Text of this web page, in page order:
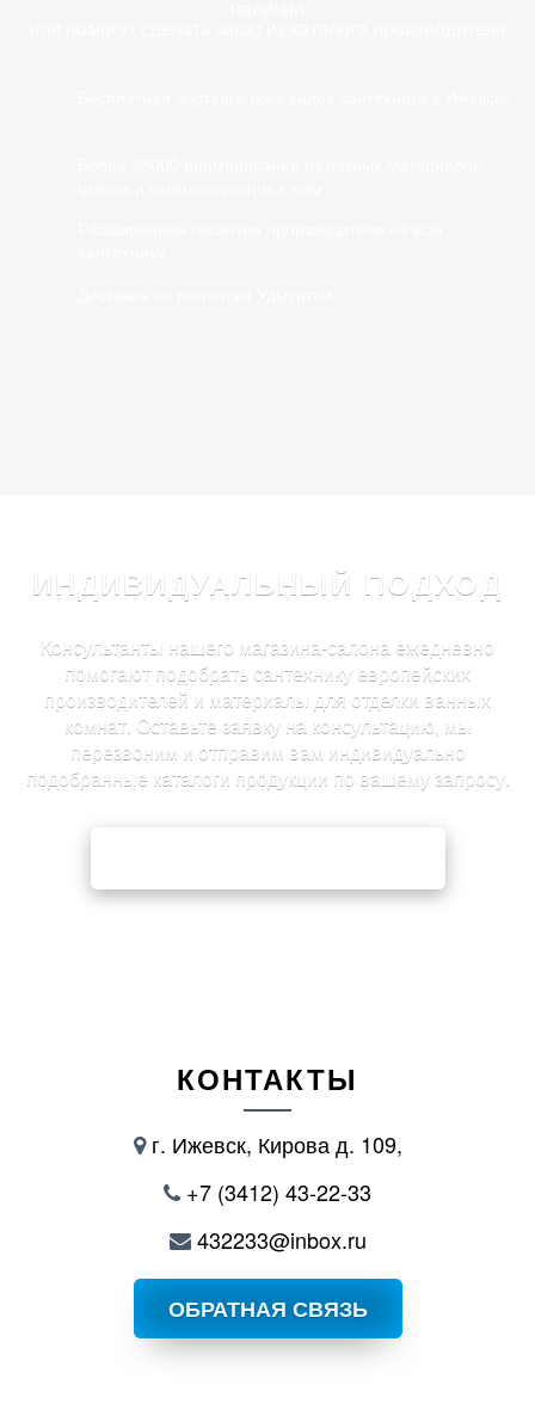
ИНДИВИДУАЛЬНЫЙ ПОДХОД
Консультанты нашего магазина-салона ежедневно
помогают подобрать сантехнику европейских
производителей и материалы для отделки ванных
комнат. Оставьте заявку на консультацию, мы
перезвоним и отправим вам индивидуально
подобранные каталоги продукции по вашему запросу.
КОНТАКТЫ
г. Ижевск, Кирова д. 109,
+7 (3412) 43-22-33
432233@inbox.ru
ОБРАТНАЯ СВЯЗЬ